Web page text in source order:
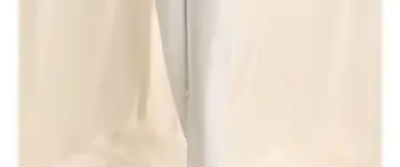
İki Erkek Polo Yaka Tişörtü Karşılaştırması:
Kumaş, Kesim ve Dayanıklılık Analizi
Bu makalede, Altınyılz<dı>z Classics ve D'S Damat erkek polo
dayanıklılık özellikleriyle her iki ürünün günlük kullanım